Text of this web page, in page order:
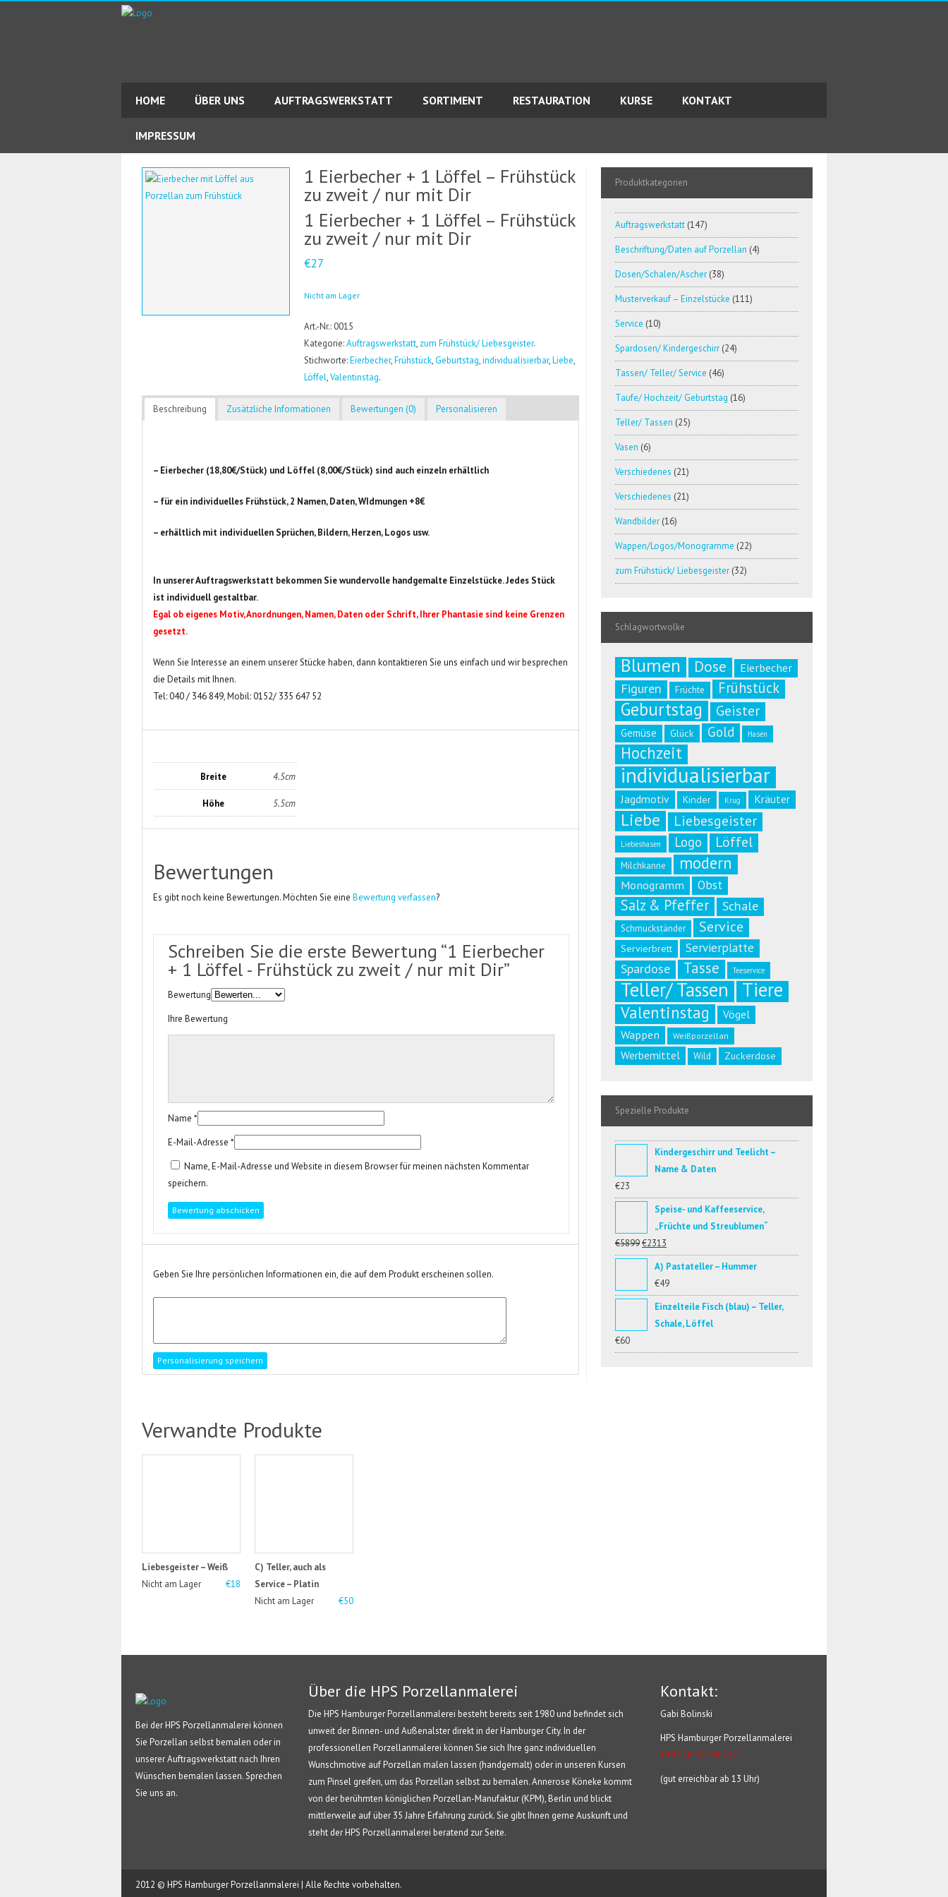
HOME ÜBER UNS AUFTRAGSWERKSTATT SORTIMENT RESTAURATION KURSE KONTAKT
IMPRESSUM
1 Eierbecher + 1 Löffel – Frühstück
zu zweit / nur mit Dir
1 Eierbecher + 1 Löffel – Frühstück
zu zweit / nur mit Dir
€27
Nicht am Lager
Art.-Nr.: 0015
Kategorie:Auftragswerkstatt, zum Frühstück/ Liebesgeister.
Stichworte:Eierbecher,Frühstück,Geburtstag,individualisierbar,Liebe,
Löffel,Valentinstag.
Beschreibung Zusätzliche Informationen Bewertungen (0) Personalisieren
– Eierbecher (18,80€/Stück) und Löffel (8,00€/Stück) sind auch einzeln erhältlich
– für ein individuelles Frühstück, 2 Namen, Daten, WIdmungen +8€
– erhältlich mit individuellen Sprüchen, Bildern, Herzen, Logos usw.
In unserer Auftragswerkstatt bekommen Sie wundervolle handgemalte Einzelstücke. Jedes Stück
ist individuell gestaltbar.
Egal ob eigenes Motiv, Anordnungen, Namen, Daten oder Schrift, Ihrer Phantasie sind keine Grenzen
gesetzt.
Wenn Sie Interesse an einem unserer Stücke haben, dann kontaktieren Sie uns einfach und wir besprechen
die Details mit Ihnen.
Tel: 040 / 346 849, Mobil: 0152/ 335 647 52
Breite 4.5cm
Höhe 5.5cm
Bewertungen
Es gibt noch keine Bewertungen. Möchten Sie eineBewertung verfassen?
Schreiben Sie die erste Bewertung “1 Eierbecher
+ 1 Löffel - Frühstück zu zweit / nur mit Dir”
Bewertung
Ihre Bewertung
Name *
E-Mail-Adresse *
Name, E-Mail-Adresse und Website in diesem Browser für meinen nächsten Kommentar
speichern.
Geben Sie Ihre persönlichen Informationen ein, die auf dem Produkt erscheinen sollen.
Verwandte Produkte
Liebesgeister – Weiß
€18
Nicht am Lager
C) Teller, auch als
Service – Platin
€50
Nicht am Lager
Produktkategorien
Auftragswerkstatt (147)
Beschriftung/Daten auf Porzellan (4)
Dosen/Schalen/Ascher (38)
Musterverkauf – Einzelstücke (111)
Service (10)
Spardosen/ Kindergeschirr (24)
Tassen/ Teller/ Service (46)
Taufe/ Hochzeit/ Geburtstag (16)
Teller/ Tassen (25)
Vasen (6)
Verschiedenes (21)
Verschiedenes (21)
Wandbilder (16)
Wappen/Logos/Monogramme (22)
zum Frühstück/ Liebesgeister (32)
Schlagwortwolke
Blumen Dose Eierbecher
Figuren Früchte Frühstück
Geburtstag Geister
Gemüse Glück Gold Hasen
Hochzeit
individualisierbar
Jagdmotiv Kinder Krug Kräuter
Liebe Liebesgeister
Liebeshasen Logo Löffel
Milchkanne modern
Monogramm Obst
Salz & Pfeffer Schale
Schmuckständer Service
Servierbrett Servierplatte
Spardose Tasse Teeservice
Teller/ Tassen Tiere
Valentinstag
Vögel
Wappen
Weißporzellan
Werbemittel Wild Zuckerdose
Spezielle Produkte
Kindergeschirr und Teelicht –
Name & Daten
€23
Speise- und Kaffeeservice,
„Früchte und Streublumen“
€5899€2313
A) Pastateller – Hummer
€49
Einzelteile Fisch (blau) – Teller,
Schale, Löffel
€60
Bei der HPS Porzellanmalerei können
Sie Porzellan selbst bemalen oder in
unserer Auftragswerkstatt nach Ihren
Wünschen bemalen lassen. Sprechen
Sie uns an.
Über die HPS Porzellanmalerei
Die HPS Hamburger Porzellanmalerei besteht bereits seit 1980 und befindet sich
unweit der Binnen- und Außenalster direkt in der Hamburger City. In der
professionellen Porzellanmalerei können Sie sich Ihre ganz individuellen
Wunschmotive auf Porzellan malen lassen (handgemalt) oder in unseren Kursen
zum Pinsel greifen, um das Porzellan selbst zu bemalen. Annerose Köneke kommt
von der berühmten königlichen Porzellan-Manufaktur (KPM), Berlin und blickt
mittlerweile auf über 35 Jahre Erfahrung zurück. Sie gibt Ihnen gerne Auskunft und
steht der HPS Porzellanmalerei beratend zur Seite.
Kontakt:
Gabi Bolinski
HPS Hamburger Porzellanmalerei
+49 176 477 39 722
(gut erreichbar ab 13 Uhr)
2012 © HPS Hamburger Porzellanmalerei | Alle Rechte vorbehalten.